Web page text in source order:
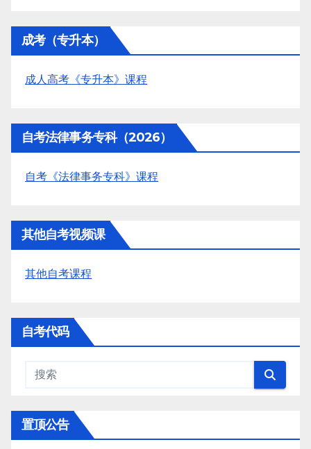
成考（专升本）
成人高考《专升本》课程
自考法律事务专科（2026）
自考《法律事务专科》课程
其他自考视频课
其他自考课程
自考代码
置顶公告